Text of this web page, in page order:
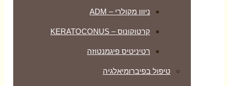
ניוון מקולרי – ADM
קרטוקונוס – KERATOCONUS
רטיניטיס פיגמנטוזה
טיפול בפיברומיאלגיה